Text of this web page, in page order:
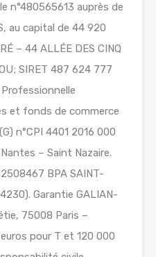
n°480565613 auprès de
au capital de 44 920
– 44 ALLÉE DES CINQ
SIRET 487 624 777
et fonds de commerce
n°CPI 4401 2016 000
– Saint Nazaire.
BPA SAINT-
Garantie GALIAN-
75008 Paris –
pour T et 120 000